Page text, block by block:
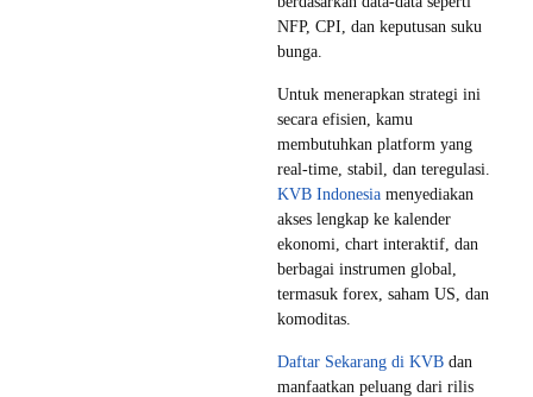
NFP, CPI, dan keputusan suku
bunga.
Untuk menerapkan strategi ini
secara efisien, kamu
membutuhkan platform yang
real-time, stabil, dan teregulasi.
KVB Indonesia menyediakan
akses lengkap ke kalender
ekonomi, chart interaktif, dan
berbagai instrumen global,
termasuk forex, saham US, dan
komoditas.
Daftar Sekarang di KVB dan
manfaatkan peluang dari rilis